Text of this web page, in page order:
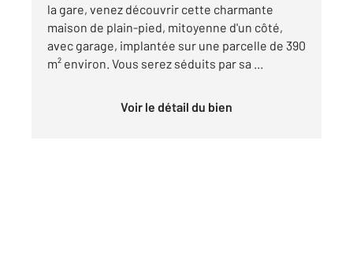
la gare, venez découvrir cette charmante
maison de plain-pied, mitoyenne d'un côté,
avec garage, implantée sur une parcelle de 390
m² environ. Vous serez séduits par sa ...
Voir le détail du bien